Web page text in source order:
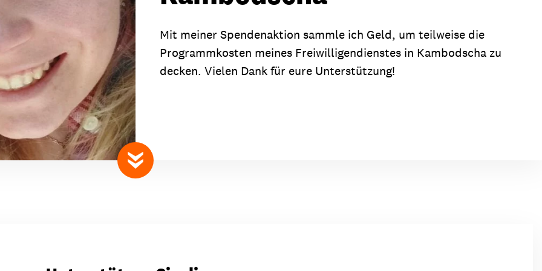
Armut
Frieden
die Welt-Jugend
Ehrenamt & Mitmachen
Regionale Kontakte
Mit meiner Spendenaktion sammle ich Geld, um teilweise die
Programmkosten meines Freiwilligendienstes in Kambodscha zu
decken. Vielen Dank für eure Unterstützung!
nach unten scrollen